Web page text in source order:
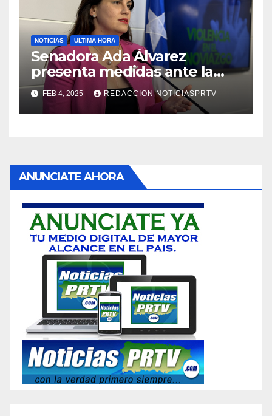
NOTICIAS ULTIMA HORA
Senadora Ada Álvarez
presenta medidas ante la
violencia en el noviazgo
FEB 4, 2025 REDACCION NOTICIASPRTV
ANUNCIATE AHORA